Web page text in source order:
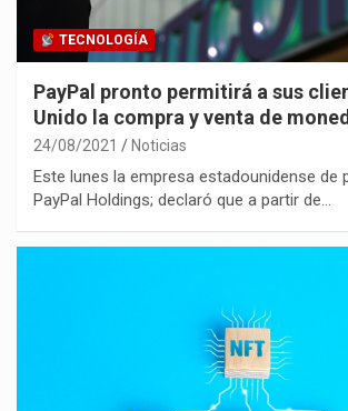
TECNOLOGÍA
PayPal pronto permitirá a sus
Unido la compra y venta de
24/08/2021 Noticias
Este lunes la empresa estadounidense de
PayPal Holdings; declaró que a partir de…